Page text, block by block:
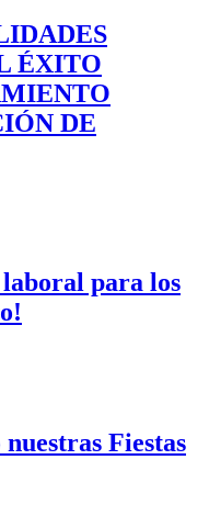
ÉXITO
DE
para los
Fiestas